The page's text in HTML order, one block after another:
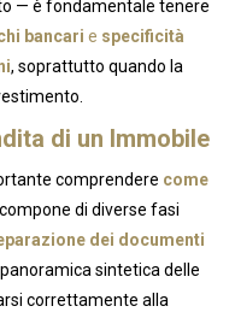
— è fondamentale tenere
bancari e specificità
, soprattutto quando la
di un Immobile
comprendere come
di diverse fasi
dei documenti
sintetica delle
correttamente alla